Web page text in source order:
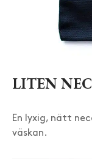
LITEN
En lyxig, nätt
väskan.